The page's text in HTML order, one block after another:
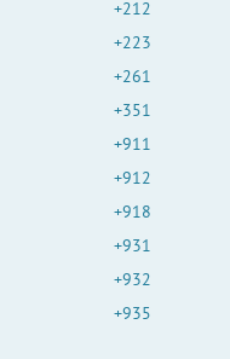
+212
+223
+261
+351
+911
+912
+918
+931
+932
+935